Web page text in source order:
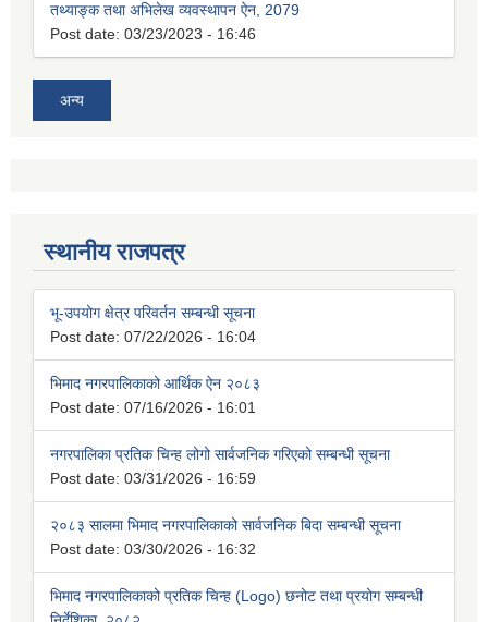
तथ्याङ्क तथा अभिलेख व्यवस्थापन ऐन, 2079
Post date: 03/23/2023 - 16:46
अन्य
स्थानीय राजपत्र
भू-उपयोग क्षेत्र परिवर्तन सम्बन्धी सूचना
Post date: 07/22/2026 - 16:04
भिमाद नगरपालिकाको आर्थिक ऐन २०८३
Post date: 07/16/2026 - 16:01
नगरपालिका प्रतिक चिन्ह लोगो सार्वजनिक गरिएको सम्बन्धी सूचना
Post date: 03/31/2026 - 16:59
२०८३ सालमा भिमाद नगरपालिकाको सार्वजनिक बिदा सम्बन्धी सूचना
Post date: 03/30/2026 - 16:32
भिमाद नगरपालिकाको प्रतिक चिन्ह (Logo) छनोट तथा प्रयोग सम्बन्धी